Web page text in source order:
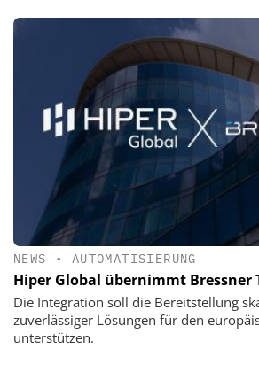
NEWS • AUTOMATISIERUNG
Hiper Global übernimmt Bressner
Die Integration soll die Bereitstellung
zuverlässiger Lösungen für den
unterstützen.